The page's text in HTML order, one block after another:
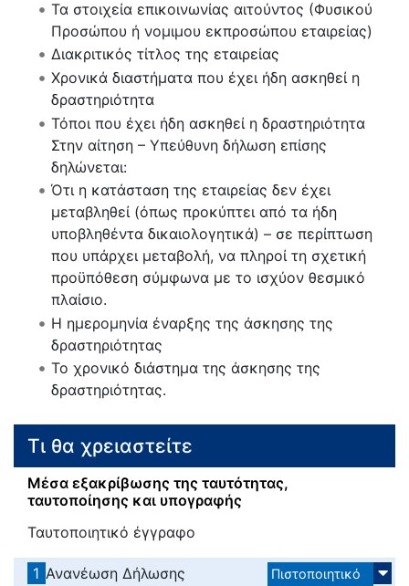
Τα στοιχεία επικοινωνίας αιτούντος (Φυσικού
Προσώπου ή νομιμου εκπροσώπου εταιρείας)
Διακριτικός τίτλος της εταιρείας
Χρονικά διαστήματα που έχει ήδη ασκηθεί η
δραστηριότητα
Τόποι που έχει ήδη ασκηθεί η δραστηριότητα
Στην αίτηση – Υπεύθυνη δήλωση επίσης
δηλώνεται:
Ότι η κατάσταση της εταιρείας δεν έχει
μεταβληθεί (όπως προκύπτει από τα ήδη
υποβληθέντα δικαιολογητικά) – σε περίπτωση
που υπάρχει μεταβολή, να πληροί τη σχετική
προϋπόθεση σύμφωνα με το ισχύον θεσμικό
πλαίσιο.
Η ημερομηνία έναρξης της άσκησης της
δραστηριότητας
Το χρονικό διάστημα της άσκησης της
δραστηριότητας.
Τι θα χρειαστείτε
Μέσα εξακρίβωσης της ταυτότητας,
ταυτοποίησης και υπογραφής
Ταυτοποιητικό έγγραφο
1 Ανανέωση Δήλωσης
Πιστοποιητικό